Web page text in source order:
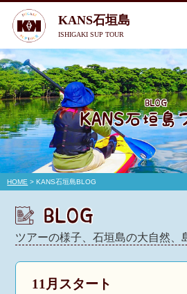
KANS石垣島
ISHIGAKI SUP TOUR
HOME > KANS石垣島BLOG
ツアーの様子、石垣島の大自然、
11月スタート